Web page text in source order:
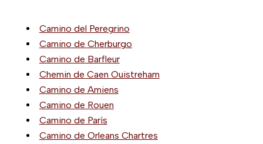
Camino del Peregrino
Camino de Cherburgo
Camino de Barfleur
Chemin de Caen Ouistreham
Camino de Amiens
Camino de Rouen
Camino de París
Camino de Orleans Chartres